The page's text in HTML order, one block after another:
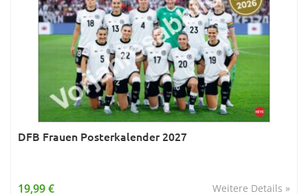
DFB Frauen Posterkalender 2027
Weitere Details »
19,99 €